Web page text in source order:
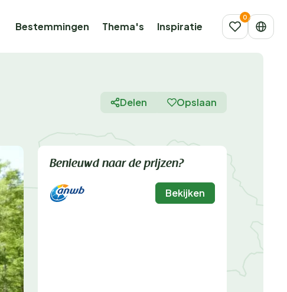
Bestemmingen Thema's Inspiratie
Delen Opslaan
Benieuwd naar de prijzen?
Bekijken